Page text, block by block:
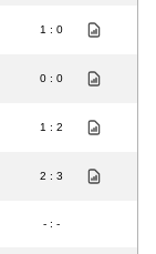
1 : 0
0 : 0
1 : 2
2 : 3
- : -